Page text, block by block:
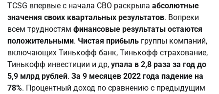
TCSG впервые с начала СВО раскрыла абсолютные
значения своих квартальных результатов. Вопреки
всем трудностям финансовые результаты остаются
положительными. Чистая прибыль группы компаний,
включающих Тинькофф банк, Тинькофф страхование,
Тинькофф инвестиции и др, упала в 2,8 раза за год до
5,9 млрд рублей. За 9 месяцев 2022 года падение на
78%. Процентный доход по сравнению с предыдущим